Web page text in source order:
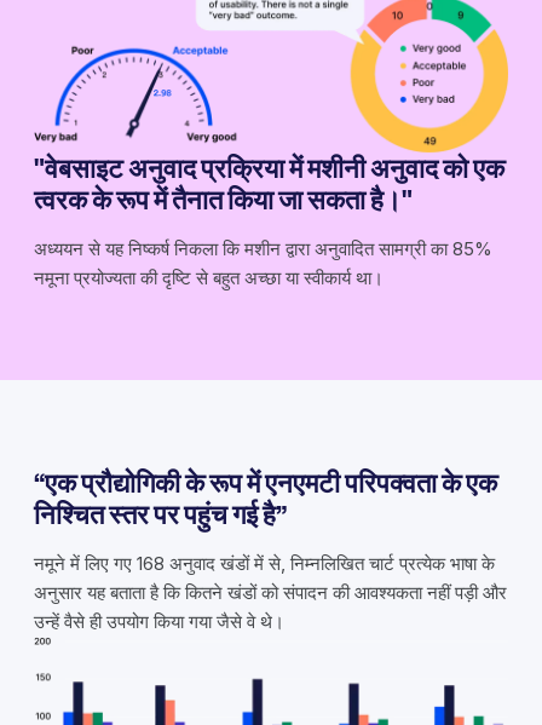
"वेबसाइट अनुवाद प्रक्रिया में मशीनी अनुवाद को एक
त्वरक के रूप में तैनात किया जा सकता है।"
अध्ययन से यह निष्कर्ष निकला कि मशीन द्वारा अनुवादित सामग्री का 85%
नमूना प्रयोज्यता की दृष्टि से बहुत अच्छा या स्वीकार्य था।
“एक प्रौद्योगिकी के रूप में एनएमटी परिपक्वता के एक
निश्चित स्तर पर पहुंच गई है”
नमूने में लिए गए 168 अनुवाद खंडों में से, निम्नलिखित चार्ट प्रत्येक भाषा के
अनुसार यह बताता है कि कितने खंडों को संपादन की आवश्यकता नहीं पड़ी और
उन्हें वैसे ही उपयोग किया गया जैसे वे थे।